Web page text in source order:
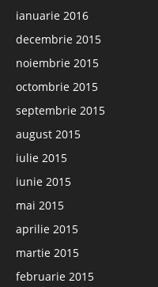
ianuarie 2016
decembrie 2015
noiembrie 2015
octombrie 2015
septembrie 2015
august 2015
iulie 2015
iunie 2015
mai 2015
aprilie 2015
martie 2015
februarie 2015